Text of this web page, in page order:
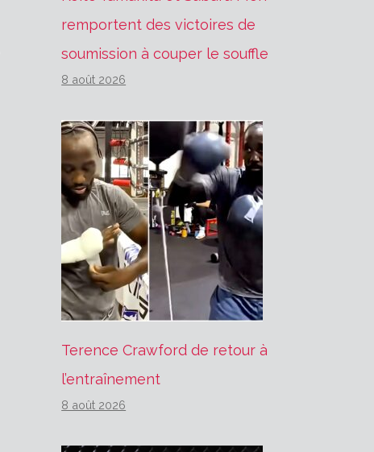
remportent des victoires de
soumission à couper le souffle
8 août 2026
Terence Crawford de retour à
l’entraînement
8 août 2026